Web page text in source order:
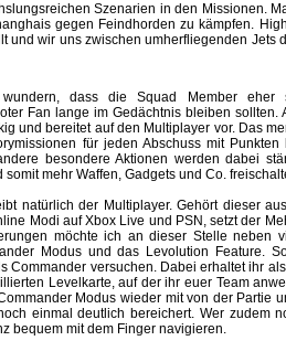
Szenarien in den Missionen.
gegen Feindhorden zu kämpfen.
und wir uns zwischen umherfliegenden
dass die Squad Member eher
Fan lange im Gedächtnis bleiben sollten.
und bereitet auf den Multiplayer vor. Das
für jeden Abschuss mit Punkten
besondere Aktionen werden dabei
mehr Waffen, Gadgets und Co.
natürlich der Multiplayer. Gehört dieser
Modi auf Xbox Live und PSN, setzt der
möchte ich an dieser Stelle neben
Modus und das Levolution Feature.
Commander versuchen. Dabei erhaltet ihr
Levelkarte, auf der ihr euer Team
Modus wieder mit von der Partie
einmal deutlich bereichert. Wer zudem
bequem mit dem Finger navigieren.